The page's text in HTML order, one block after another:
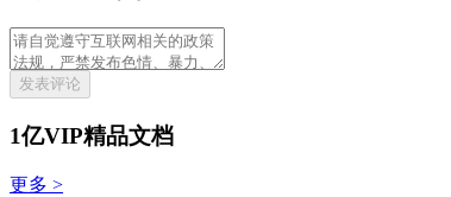
发表评论
1亿VIP精品文档
更多 >